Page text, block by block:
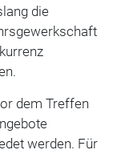
die
dem Treffen
werden. Für